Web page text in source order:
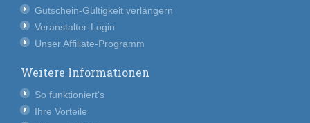
Gutschein-Gültigkeit verlängern
Veranstalter-Login
Unser Affiliate-Programm
Weitere Informationen
So funktioniert's
Ihre Vorteile